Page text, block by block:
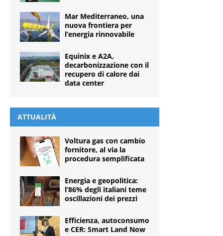
Mar Mediterraneo, una
nuova frontiera per
l’energia rinnovabile
Equinix e A2A,
decarbonizzazione con il
recupero di calore dai
data center
ATTUALITÀ
Voltura gas con cambio
fornitore, al via la
procedura semplificata
Energia e geopolitica:
l’86% degli italiani teme
oscillazioni dei prezzi
Efficienza, autoconsumo
e CER: Smart Land Now